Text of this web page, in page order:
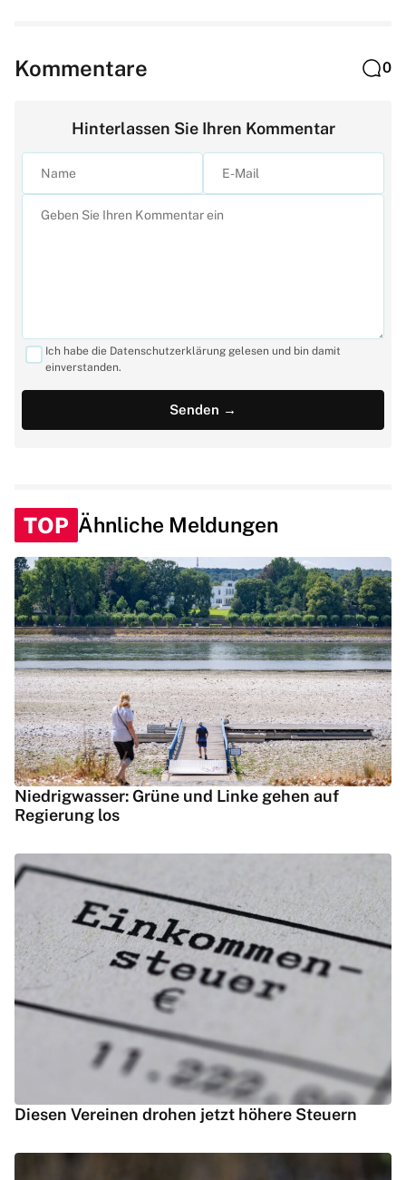
Kommentare 0
Hinterlassen Sie Ihren Kommentar
Ich habe die Datenschutzerklärung gelesen und bin damit
einverstanden.
TOP Ähnliche Meldungen
Niedrigwasser: Grüne und Linke gehen auf
Regierung los
Diesen Vereinen drohen jetzt höhere Steuern